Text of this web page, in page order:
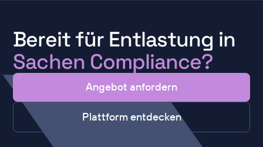
Bereit für Entlastung in
Sachen Compliance?
Angebot anfordern
Plattform entdecken